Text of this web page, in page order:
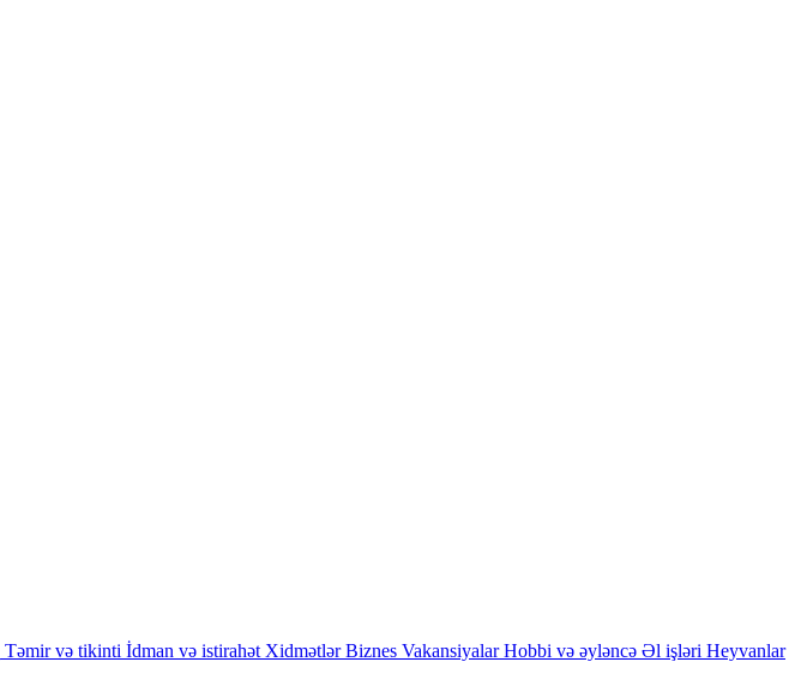
Təmir və tikinti İdman və istirahət Xidmətlər Biznes Vakansiyalar Hobbi və əyləncə Əl işləri Heyvanlar